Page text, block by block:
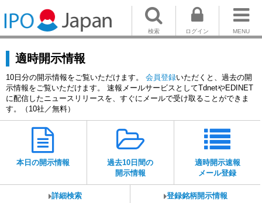
MENU
ログイン
検索
適時開示情報
10日分の開示情報をご覧いただけます。 会員登録いただくと、過去の開
示情報をご覧いただけます。 速報メールサービスとしてTdnetやEDINET
に配信したニュースリリースを、すぐにメールで受け取ることができま
す。（10社／無料）
本日の開示情報
過去10日間の
開示情報
適時開示速報
メール登録
詳細検索 登録銘柄開示情報